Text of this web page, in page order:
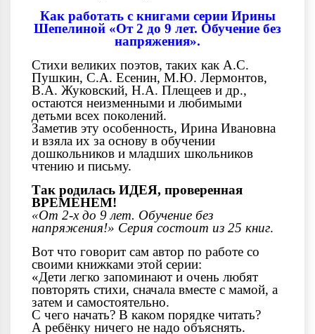
Как работать с книгами серии Ирины
Шепелиной «От 2 до 9 лет. Обучение без
напряжения».
Стихи великих поэтов, таких как А.С.
Пушкин, С.А. Есенин, М.Ю. Лермонтов,
В.А. Жуковский, Н.А. Плещеев и др.,
остаются неизменными и любимыми
детьми всех поколений.
Заметив эту особенность, Ирина Ивановна
и взяла их за основу в обучении
дошкольников и младших школьников
чтению и письму.
Так родилась ИДЕЯ, проверенная
ВРЕМЕНЕМ!
«От 2-х до 9 лет. Обучение без
напряжения!» Серия состоит из 25 книг.
Вот что говорит сам автор по работе со
своими книжками этой серии:
«Дети легко запоминают и очень любят
повторять стихи, сначала вместе с мамой, а
затем и самостоятельно.
С чего начать? В каком порядке читать?
А ребёнку ничего не надо объяснять.